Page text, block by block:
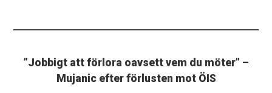
”Jobbigt att förlora oavsett vem du möter” –
Mujanic efter förlusten mot ÖIS